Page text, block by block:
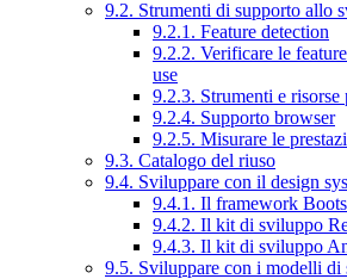
9.2. Strumenti di supporto allo
9.2.1. Feature detection
9.2.2. Verificare le
use
9.2.3. Strumenti e risorse
9.2.4. Supporto browser
9.2.5. Misurare le
9.3. Catalogo del riuso
9.4. Sviluppare con il design
9.4.1. Il framework
9.4.2. Il kit di sviluppo
9.4.3. Il kit di sviluppo
9.5. Sviluppare con i modelli di